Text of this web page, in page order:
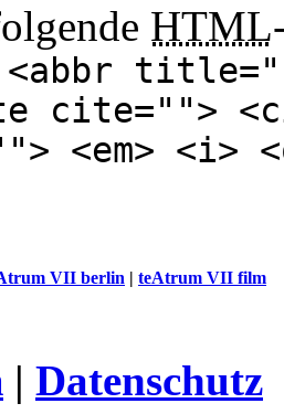
HTML
cite="">
<em>
VII berlin | teAtrum VII film
| Datenschutz